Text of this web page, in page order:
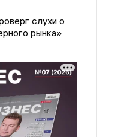
слухи о
рынка»